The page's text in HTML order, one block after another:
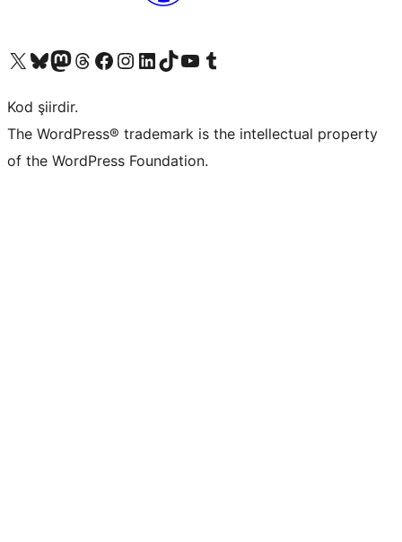
X (eski Twitter) hesabımıza bakın
Bluesky hesabımızı ziyaret edinMastodon hesabımızı ziyaret edinThreads hesabımızı ziyaret edinFacebook sayfamızı ziyaret edinInstagram hesabımızı ziyaret edinLinkedIn hesabımızı ziyaret edinTikTok hesabımızı ziyaret edinYouTube kanalımızı ziyaret edinTumblr hesabımızı ziyaret edin
Kod şiirdir.
The WordPress® trademark is the intellectual property
of the WordPress Foundation.